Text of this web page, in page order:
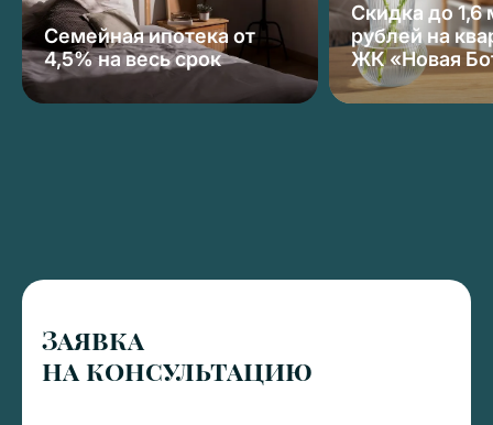
Семейная ипотека от
4,5% на весь срок
Скидка до 1,6
рублей на
ЖК «Новая
Заявка
на консультацию